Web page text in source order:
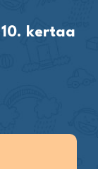
kertaa